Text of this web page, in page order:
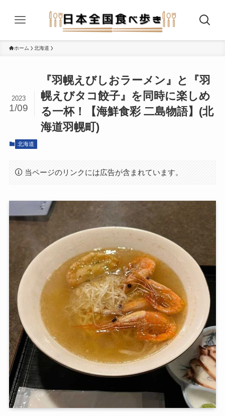
ホーム 北海道
『羽幌えびしおラーメン』と『羽
幌えびタコ餃子』を同時に楽しめ
る一杯！【海鮮食彩 二島物語】(北
海道羽幌町)
2023
1/09
北海道
当ページのリンクには広告が含まれています。